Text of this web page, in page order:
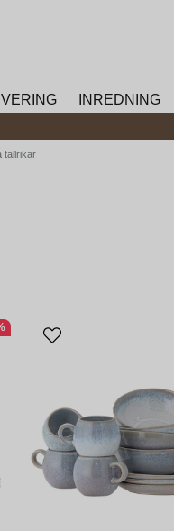
INREDNING
tallrikar